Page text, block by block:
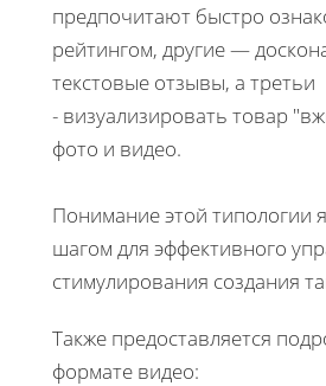
предпочитают быстро
рейтингом, другие —
текстовые отзывы, а третьи
- визуализировать товар
фото и видео.
Понимание этой типологии
шагом для эффективного
стимулирования создания
Также предоставляется
формате видео: